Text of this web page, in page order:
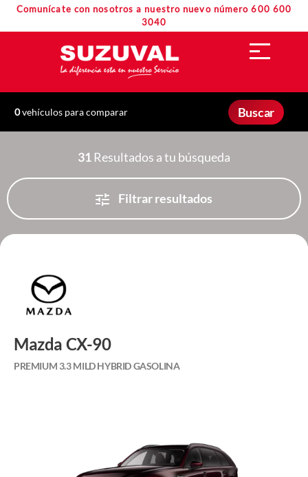
Comunícate con nosotros a nuestro nuevo número 600 600
3040
0vehículos para comparar Buscar
31 Resultados a tu búsqueda
Filtrar resultados
Mazda CX-90
PREMIUM 3.3 MILD HYBRID GASOLINA